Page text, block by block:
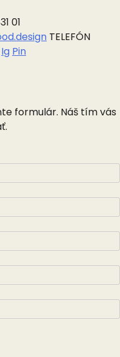
01
TELEFÓN
Ig Pin
formulár. Náš tím vás